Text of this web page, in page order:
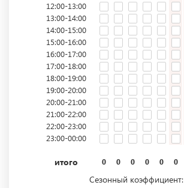
12:00-13:00
13:00-14:00
14:00-15:00
15:00-16:00
16:00-17:00
17:00-18:00
18:00-19:00
19:00-20:00
20:00-21:00
21:00-22:00
22:00-23:00
23:00-00:00
итого 0 0 0 0 0 0
Сезонный коэффициент: